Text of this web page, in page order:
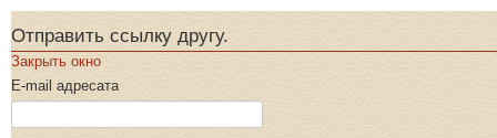
Отправить ссылку другу.
Закрыть окно
E-mail адресата